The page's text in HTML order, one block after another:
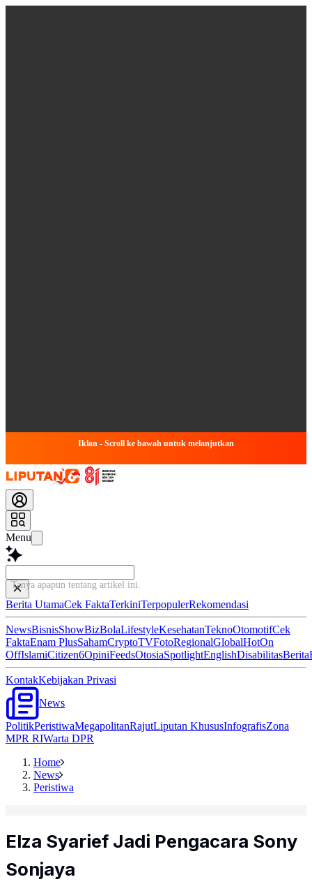
Iklan - Scroll ke bawah untuk melanjutkan
Menu
Tanya apapun tentang artikel
Berita UtamaCek FaktaTerkiniTerpopulerRekomendasi
NewsBisnisShowBizBolaLifestyleKesehatanTeknoOtomotifCek
FaktaEnam PlusSahamCryptoTVFotoRegionalGlobalHotOn
OffIslamiCitizen6OpiniFeedsOtosiaSpotlightEnglishDisabilitasBerita
KontakKebijakan Privasi
News
PolitikPeristiwaMegapolitanRajutLiputan KhususInfografisZona
MPR RIWarta DPR
Home
News
Peristiwa
Elza Syarief Jadi Pengacara Sony
Sonjaya